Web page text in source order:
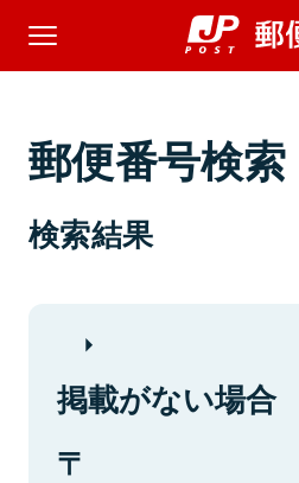
郵便番号検索
検索結果
掲載がない場合